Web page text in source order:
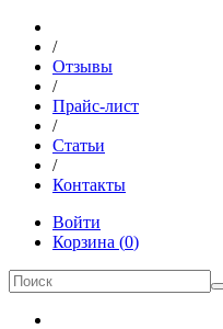
/
Отзывы
/
Прайс-лист
/
Статьи
/
Контакты
Войти
Корзина (0)